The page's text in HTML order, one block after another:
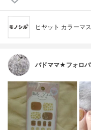
ヒヤット カラーマ
バドママ★フォロ